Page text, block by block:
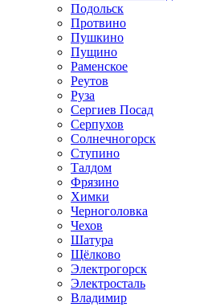
Подольск
Протвино
Пушкино
Пущино
Раменское
Реутов
Руза
Сергиев Посад
Серпухов
Солнечногорск
Ступино
Талдом
Фрязино
Химки
Черноголовка
Чехов
Шатура
Щёлково
Электрогорск
Электросталь
Владимир